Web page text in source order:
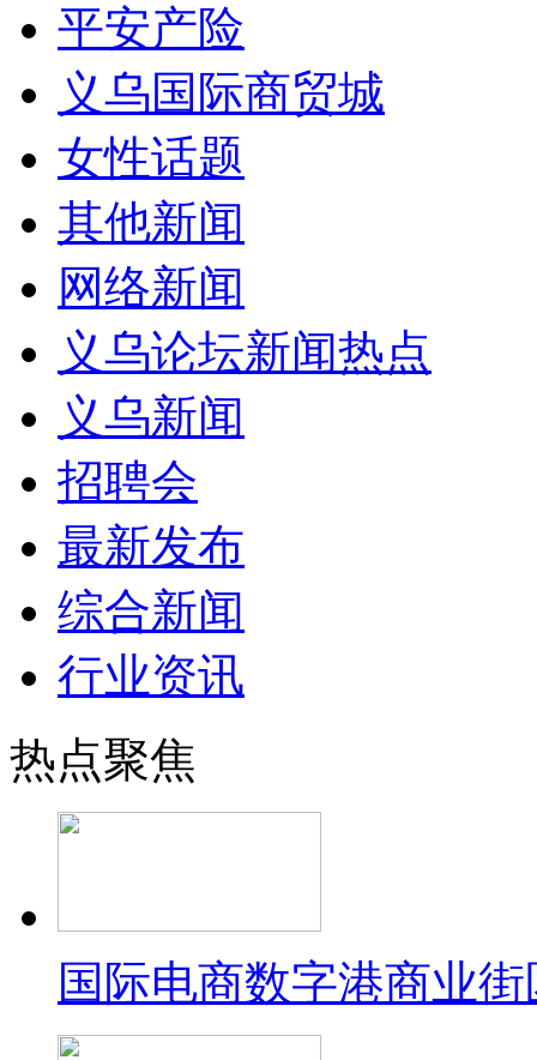
平安产险
义乌国际商贸城
女性话题
其他新闻
网络新闻
义乌论坛新闻热点
义乌新闻
招聘会
最新发布
综合新闻
行业资讯
热点聚焦
国际电商数字港商业